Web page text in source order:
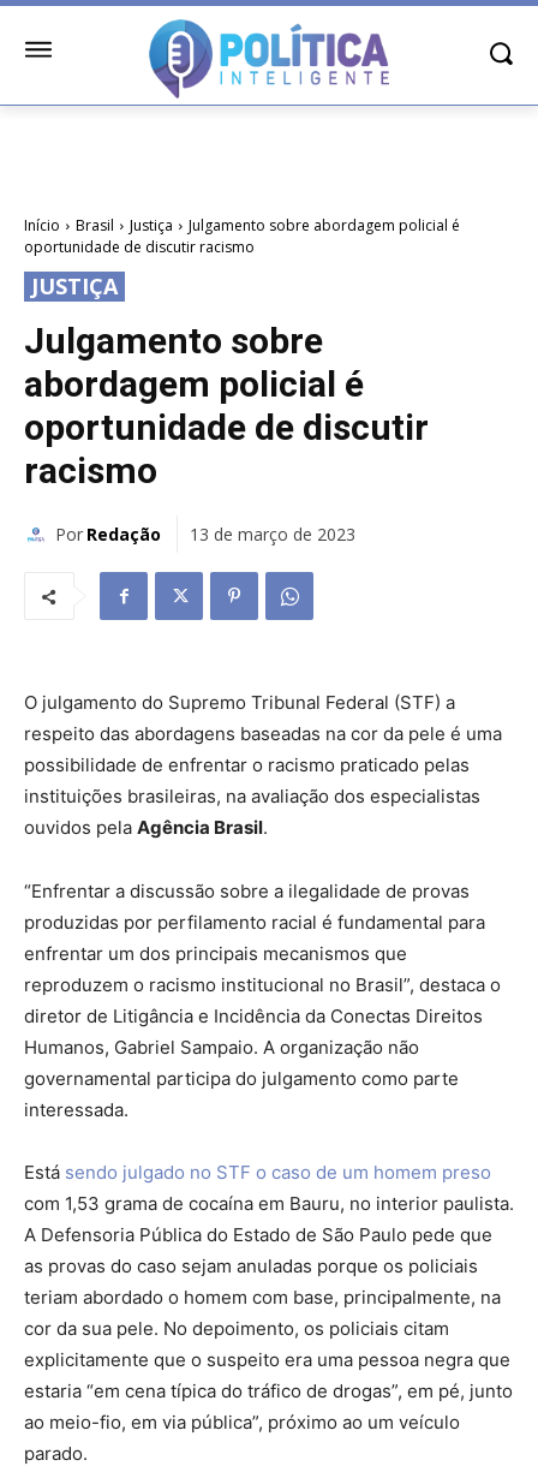
Início Brasil Justiça
Julgamento sobre abordagem policial é
oportunidade de discutir racismo
JUSTIÇA
Julgamento sobre
abordagem policial é
oportunidade de discutir
racismo
Por Redação 13 de março de 2023
O julgamento do Supremo Tribunal Federal (STF) a
respeito das abordagens baseadas na cor da pele é uma
possibilidade de enfrentar o racismo praticado pelas
instituições brasileiras, na avaliação dos especialistas
ouvidos pela Agência Brasil.
“Enfrentar a discussão sobre a ilegalidade de provas
produzidas por perfilamento racial é fundamental para
enfrentar um dos principais mecanismos que
reproduzem o racismo institucional no Brasil”, destaca o
diretor de Litigância e Incidência da Conectas Direitos
Humanos, Gabriel Sampaio. A organização não
governamental participa do julgamento como parte
interessada.
Está sendo julgado no STF o caso de um homem preso
com 1,53 grama de cocaína em Bauru, no interior paulista.
A Defensoria Pública do Estado de São Paulo pede que
as provas do caso sejam anuladas porque os policiais
teriam abordado o homem com base, principalmente, na
cor da sua pele. No depoimento, os policiais citam
explicitamente que o suspeito era uma pessoa negra que
estaria “em cena típica do tráfico de drogas”, em pé, junto
ao meio-fio, em via pública”, próximo ao um veículo
parado.